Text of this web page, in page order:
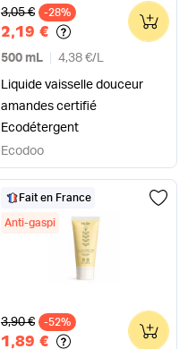
Ancien prix
3,05 € -28%
2,19 €
500 mL 4,38 €/ L
Liquide vaisselle douceur
amandes certifié
Ecodétergent
0
Ecodoo
Fait en France
Anti-gaspi
Ancien prix
3,90 € -52%
1,89 €
0